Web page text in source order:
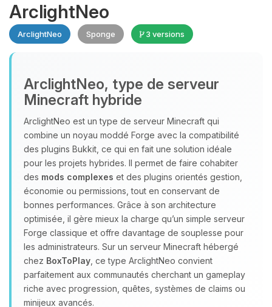
ArclightNeo
ArclightNeo Sponge 3 versions
ArclightNeo, type de serveur
Minecraft hybride
ArclightNeo est un type de serveur Minecraft qui
combine un noyau moddé Forge avec la compatibilité
des plugins Bukkit, ce qui en fait une solution idéale
pour les projets hybrides. Il permet de faire cohabiter
des mods complexes et des plugins orientés gestion,
économie ou permissions, tout en conservant de
bonnes performances. Grâce à son architecture
optimisée, il gère mieux la charge qu’un simple serveur
Forge classique et offre davantage de souplesse pour
les administrateurs. Sur un serveur Minecraft hébergé
chez BoxToPlay , ce type ArclightNeo convient
parfaitement aux communautés cherchant un gameplay
riche avec progression, quêtes, systèmes de claims ou
minijeux avancés.
Youpi, enfin quelqu’un pour me
parler ! Moi c’est Choupy, ton petit
assistant BoxToPlay. Dis-moi ce dont
tu as besoin et je vais remuer mes
petits circuits pour t’aider.
07/08/2026 à 10:03